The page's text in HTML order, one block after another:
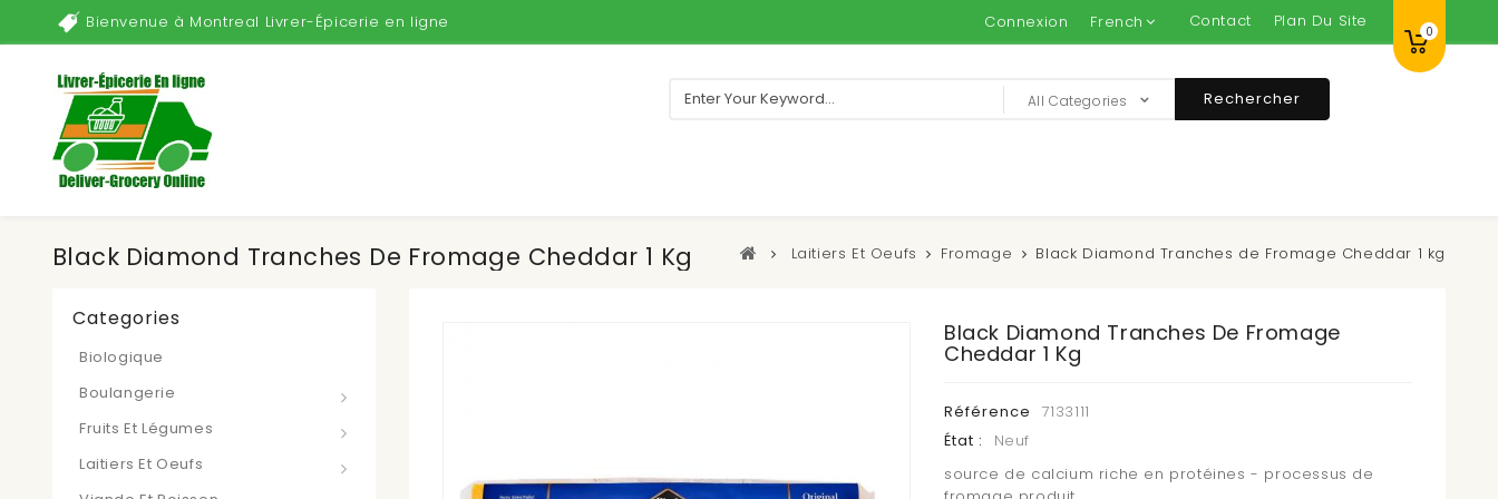
Contact Plan Du Site
French
Bienvenue à Montreal Livrer-Épicerie en ligne Connexion 0
All Categories Rechercher
Black Diamond Tranches De Fromage Cheddar 1 Kg Laitiers Et Oeufs Fromage Black Diamond Tranches de Fromage Cheddar 1 kg
Categories
Biologique
Boulangerie
Fruits Et Légumes
Laitiers Et Oeufs
Black Diamond Tranches De Fromage
Cheddar 1 Kg
Référence
7133111
État :
Neuf
source de calcium riche en protéines - processus de